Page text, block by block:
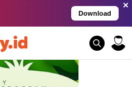
Download
×